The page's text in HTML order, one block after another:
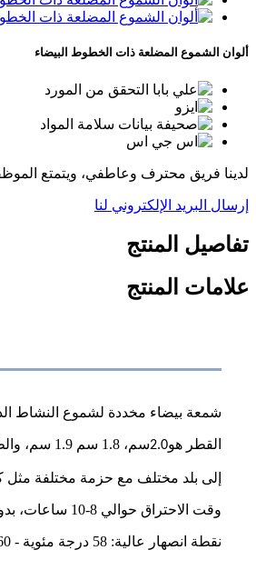
ألوان الشموع المضلعة ذات الخطوط البيضاء
لدينا فريق محترف وعاطفي، ويتمتع
إرسال البريد الإلكتروني لنا
تفاصيل المنتج
علامات المنتج
شمعة بيضاء مخددة لشموع النشاط
القطر هو 2.0 سم، 1.8 سم 1.9 سم، والطول 20 سم 25 سم 27 سم
إلى بلد مختلف مع حزمة مختلفة مثل
وقت الاحتراق حوالي 8-10 ساعات، بدون تنقيط، بدون دخان
نقطة انصهار عالية: 58 درجة مئوية - 60 درجة مئوية